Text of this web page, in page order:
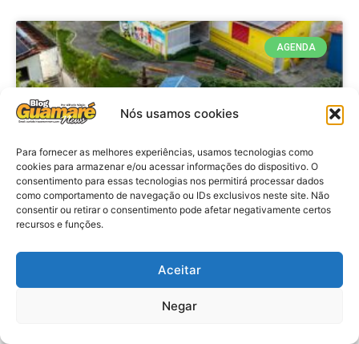
Nós usamos cookies
Para fornecer as melhores experiências, usamos tecnologias como
cookies para armazenar e/ou acessar informações do dispositivo. O
consentimento para essas tecnologias nos permitirá processar dados
como comportamento de navegação ou IDs exclusivos neste site. Não
consentir ou retirar o consentimento pode afetar negativamente certos
recursos e funções.
Aceitar
Negar
AGENDA
Agenda: 10ª Mostra Pedagógica
da Casa Durval Paiva acontecerá
nesta quarta-feira (29)